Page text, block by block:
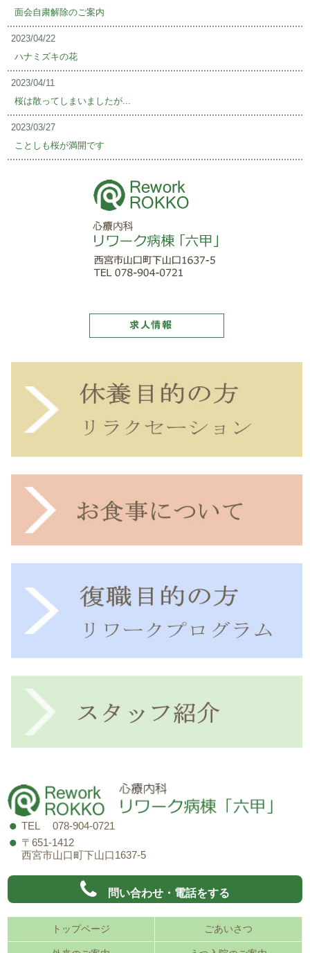
面会自粛解除のご案内
2023/04/22
ハナミズキの花
2023/04/11
桜は散ってしまいましたが...
2023/03/27
ことしも桜が満開です
TEL 078-904-0721
〒651-1412
西宮市山口町下山口1637-5
問い合わせ・電話をする
トップページ ごあいさつ